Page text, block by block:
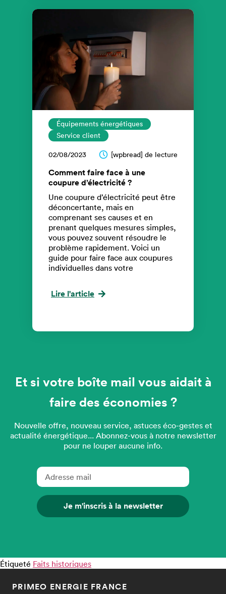
Équipements énergétiques
Service client
02/08/2023 [wpbread] de lecture
Comment faire face à une
coupure d’électricité ?
Une coupure d’électricité peut être
déconcertante, mais en
comprenant ses causes et en
prenant quelques mesures simples,
vous pouvez souvent résoudre le
problème rapidement. Voici un
guide pour faire face aux coupures
individuelles dans votre
Lire l'article
Et si votre boîte mail vous aidait à
faire des économies ?
Nouvelle offre, nouveau service, astuces éco-gestes et
actualité énergétique... Abonnez-vous à notre newsletter
pour ne louper aucune info.
Je m'inscris à la newsletter
Étiqueté Faits historiques
PRIMEO ENERGIE FRANCE